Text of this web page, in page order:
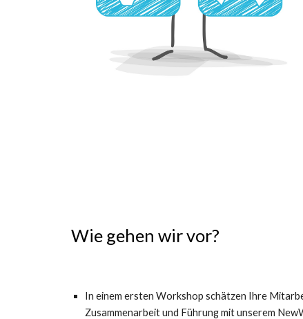
Wie gehen wir vor?
In einem ersten Workshop schätzen Ihre
Zusammenarbeit und Führung mit unserem